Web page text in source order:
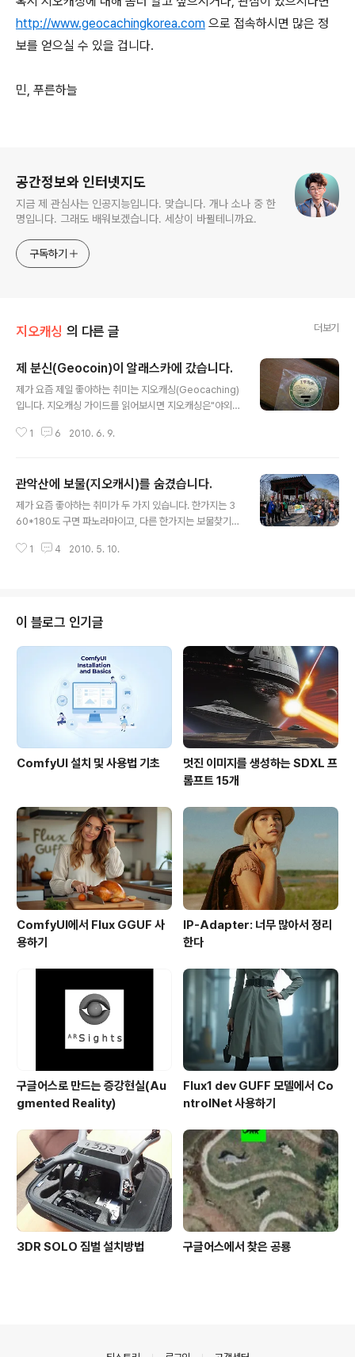
http://www.geocachingkorea.com 으로 접속하시면 많은 정
보를 얻으실 수 있을 겁니다.
민, 푸른하늘
공간정보와 인터넷지도
지금 제 관심사는 인공지능입니다. 맞습니다. 개나 소나 중 한
명입니다. 그래도 배워보겠습니다. 세상이 바뀔테니까요.
구독하기
지오캐싱 의 다른 글 더보기
제 분신(Geocoin)이 알래스카에 갔습니다.
제가 요즘 제일 좋아하는 취미는 지오캐싱(Geocaching)
입니다. 지오캐싱 가이드를 읽어보시면 지오캐싱은"야외활
즐기고 있는 최첨단 보물찾기 놀이"로 정의되어 있습니다.
이트에 올리면, 누구든지 이것을 찾아가서 다녀간다는 기
록을 남기고 다시 Geocaching.com에 올리는 간단한 게
임입니다. 따라서 캐시에는 로그북이 필수지만, 큰 캐시의
전세계적으로 1백만개 이상의 캐시가 숨겨져 있고, 우리나
1 6 2010. 6. 9.
관악산에 보물(지오캐시)를 숨겼습니다.
제가 요즘 좋아하는 취미가 두 가지 있습니다. 한가지는 3
60*180도 구면 파노라마이고, 다른 한가지는 보물찾기
ng), 그중에서도 제가 얼마전 보물(캐시, Cache)을 숨긴
촬영이 위주였습니다. 그런데 요즘들어 약간 달라졌습니
다. 올해 초까지 제가 찾은 캐시는 불과 8개에 불과했는데,
지금 현재 52개로 늘어났을 정도로 지오캐싱 호감도가 급
상승중입니다. (오른쪽 위에 있는 제 아이콘 아래를 보시면
확인하실 수 있습니다.) 이렇게 최근에 찾은 갯수가 늘어난
것은 작년말에 오즈..
1 4 2010. 5. 10.
이 블로그 인기글
ComfyUI 설치 및 사용법 기초
멋진 이미지를 생성하는 SDXL 프
롬프트 15개
ComfyUI에서 Flux GGUF 사
용하기
IP-Adapter: 너무 많아서 정리
한다
구글어스로 만드는 증강현실(Au
gmented Reality)
Flux1 dev GUFF 모델에서 Co
ntrolNet 사용하기
3DR SOLO 짐벌 설치방법 구글어스에서 찾은 공룡